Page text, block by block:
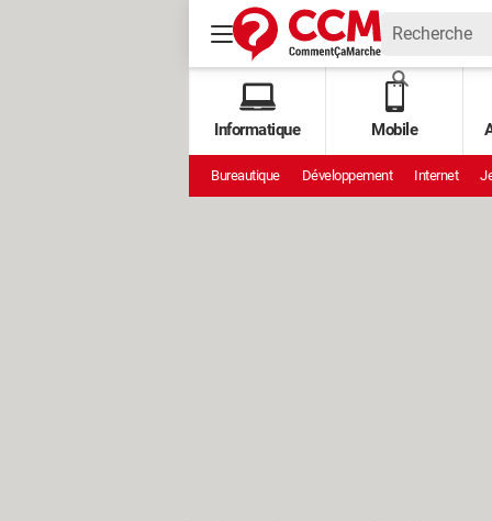
Informatique Mobile
Bureautique Développement Internet